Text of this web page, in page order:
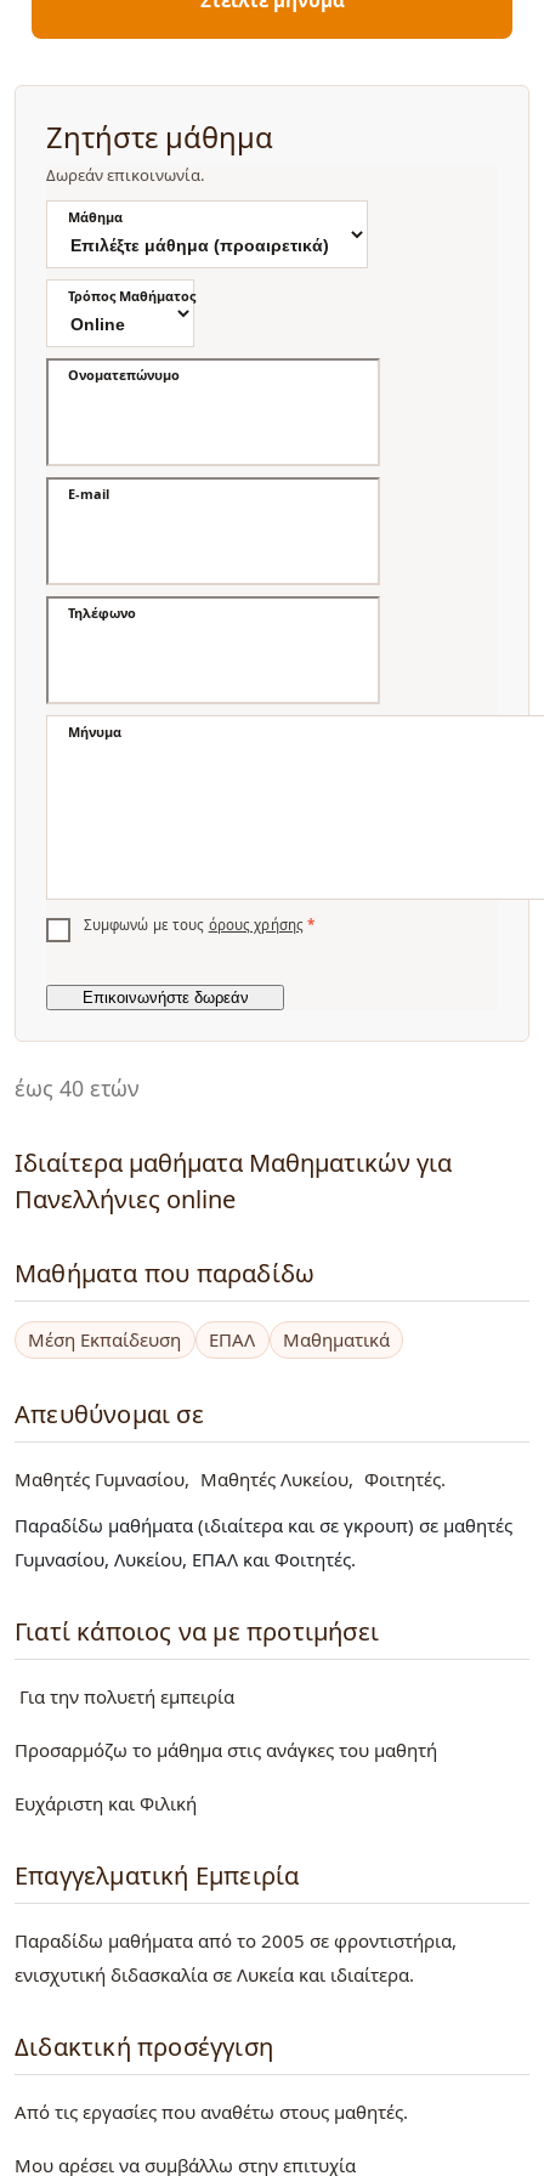
έως 40 ετών
Ιδιαίτερα μαθήματα Μαθηματικών για
Πανελλήνιες online
Μαθήματα που παραδίδω
Μέση Εκπαίδευση ΕΠΑΛ Μαθηματικά
Απευθύνομαι σε
Μαθητές Γυμνασίου Μαθητές Λυκείου
Φοιτητές
Παραδίδω μαθήματα (ιδιαίτερα και σε γκρουπ) σε μαθητές
Γυμνασίου, Λυκείου, ΕΠΑΛ και Φοιτητές.
Γιατί κάποιος να με προτιμήσει
Για την πολυετή εμπειρία
Προσαρμόζω το μάθημα στις ανάγκες του μαθητή
Ευχάριστη και Φιλική
Επαγγελματική Εμπειρία
Παραδίδω μαθήματα από το 2005 σε φροντιστήρια,
ενισχυτική διδασκαλία σε Λυκεία και ιδιαίτερα.
Διδακτική προσέγγιση
Από τις εργασίες που αναθέτω στους μαθητές.
Μου αρέσει να συμβάλλω στην επιτυχία
Ζητήστε μάθημα
Δωρεάν επικοινωνία.
Μάθημα
Τρόπος Μαθήματος
Ονοματεπώνυμο
E-mail
Τηλέφωνο
Μήνυμα
Συμφωνώ με τους όρους χρήσης *